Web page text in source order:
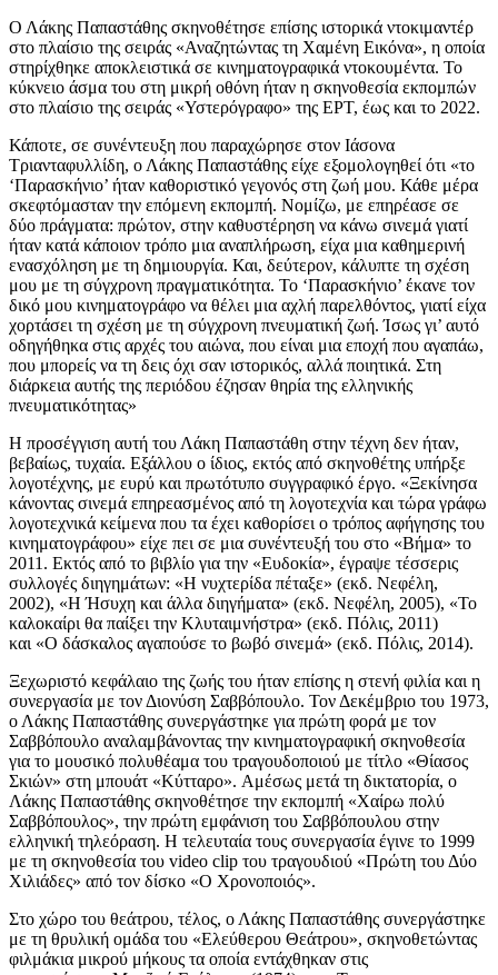
Ο Λάκης Παπαστάθης σκηνοθέτησε επίσης ιστορικά ντοκιμαντέρ
στο πλαίσιο της σειράς «Αναζητώντας τη Χαμένη Εικόνα», η οποία
στηρίχθηκε αποκλειστικά σε κινηματογραφικά ντοκουμέντα. Το
κύκνειο άσμα του στη μικρή οθόνη ήταν η σκηνοθεσία εκπομπών
στο πλαίσιο της σειράς «Υστερόγραφο» της ΕΡΤ, έως και το 2022.
Κάποτε, σε συνέντευξη που παραχώρησε στον Ιάσονα
Τριανταφυλλίδη, ο Λάκης Παπαστάθης είχε εξομολογηθεί ότι «το
‘Παρασκήνιο’ ήταν καθοριστικό γεγονός στη ζωή μου. Κάθε μέρα
σκεφτόμασταν την επόμενη εκπομπή. Νομίζω, με επηρέασε σε
δύο πράγματα: πρώτον, στην καθυστέρηση να κάνω σινεμά γιατί
ήταν κατά κάποιον τρόπο μια αναπλήρωση, είχα μια καθημερινή
ενασχόληση με τη δημιουργία. Και, δεύτερον, κάλυπτε τη σχέση
μου με τη σύγχρονη πραγματικότητα. Το ‘Παρασκήνιο’ έκανε τον
δικό μου κινηματογράφο να θέλει μια αχλή παρελθόντος, γιατί είχα
χορτάσει τη σχέση με τη σύγχρονη πνευματική ζωή. Ίσως γι’ αυτό
οδηγήθηκα στις αρχές του αιώνα, που είναι μια εποχή που αγαπάω,
που μπορείς να τη δεις όχι σαν ιστορικός, αλλά ποιητικά. Στη
διάρκεια αυτής της περιόδου έζησαν θηρία της ελληνικής
πνευματικότητας»
Η προσέγγιση αυτή του Λάκη Παπαστάθη στην τέχνη δεν ήταν,
βεβαίως, τυχαία. Εξάλλου ο ίδιος, εκτός από σκηνοθέτης υπήρξε
λογοτέχνης, με ευρύ και πρωτότυπο συγγραφικό έργο. «Ξεκίνησα
κάνοντας σινεμά επηρεασμένος από τη λογοτεχνία και τώρα γράφω
λογοτεχνικά κείμενα που τα έχει καθορίσει ο τρόπος αφήγησης του
κινηματογράφου» είχε πει σε μια συνέντευξή του στο «Βήμα» το
2011. Εκτός από το βιβλίο για την «Ευδοκία», έγραψε τέσσερις
συλλογές διηγημάτων: «Η νυχτερίδα πέταξε» (εκδ. Νεφέλη,
2002), «Η Ήσυχη και άλλα διηγήματα» (εκδ. Νεφέλη, 2005), «Το
καλοκαίρι θα παίξει την Κλυταιμνήστρα» (εκδ. Πόλις, 2011)
και «Ο δάσκαλος αγαπούσε το βωβό σινεμά» (εκδ. Πόλις, 2014).
Ξεχωριστό κεφάλαιο της ζωής του ήταν επίσης η στενή φιλία και η
συνεργασία με τον Διονύση Σαββόπουλο. Τον Δεκέμβριο του 1973,
ο Λάκης Παπαστάθης συνεργάστηκε για πρώτη φορά με τον
Σαββόπουλο αναλαμβάνοντας την κινηματογραφική σκηνοθεσία
για το μουσικό πολυθέαμα του τραγουδοποιού με τίτλο «Θίασος
Σκιών» στη μπουάτ «Κύτταρο». Αμέσως μετά τη δικτατορία, ο
Λάκης Παπαστάθης σκηνοθέτησε την εκπομπή «Χαίρω πολύ
Σαββόπουλος», την πρώτη εμφάνιση του Σαββόπουλου στην
ελληνική τηλεόραση. Η τελευταία τους συνεργασία έγινε το 1999
με τη σκηνοθεσία του video clip του τραγουδιού «Πρώτη του Δύο
Χιλιάδες» από τον δίσκο «Ο Χρονοποιός».
Στο χώρο του θεάτρου, τέλος, ο Λάκης Παπαστάθης συνεργάστηκε
με τη θρυλική ομάδα του «Ελεύθερου Θεάτρου», σκηνοθετώντας
φιλμάκια μικρού μήκους τα οποία εντάχθηκαν στις